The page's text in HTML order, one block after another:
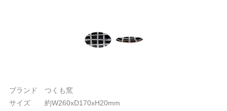
ブランド つくも窯
サイズ 約W260xD170xH20mm